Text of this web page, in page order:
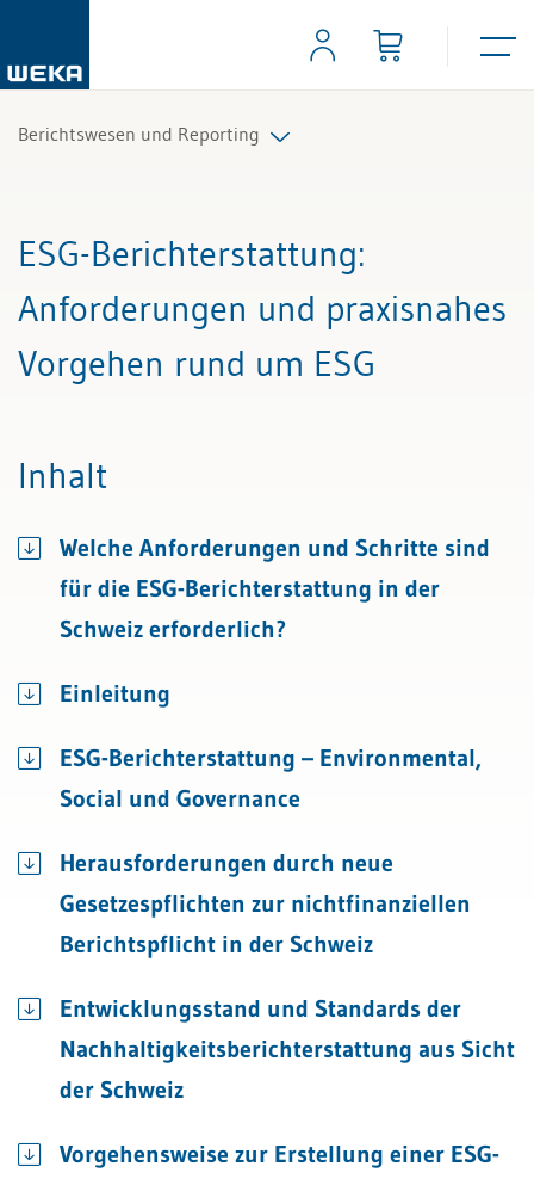
Berichtswesen und Reporting
Alle Fachexperten
ESG-Berichterstattung:
Anforderungen und praxisnahes
Vorgehen rund um ESG
Inhalt
Welche Anforderungen und Schritte sind
für die ESG-Berichterstattung in der
Schweiz erforderlich?
Einleitung
ESG-Berichterstattung – Environmental,
Social und Governance
Herausforderungen durch neue
Gesetzespflichten zur nichtfinanziellen
Berichtspflicht in der Schweiz
Entwicklungsstand und Standards der
Nachhaltigkeitsberichterstattung aus Sicht
der Schweiz
Vorgehensweise zur Erstellung einer ESG-